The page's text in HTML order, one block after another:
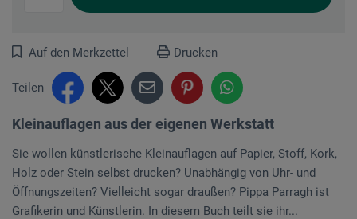
Auf den Merkzettel Drucken
Teilen
Kleinauflagen aus der eigenen Werkstatt
Sie wollen künstlerische Kleinauflagen auf Papier, Stoff, Kork,
Holz oder Stein selbst drucken? Unabhängig von Uhr- und
Öffnungszeiten? Vielleicht sogar draußen? Pippa Parragh ist
Grafikerin und Künstlerin. In diesem Buch teilt sie ihr...